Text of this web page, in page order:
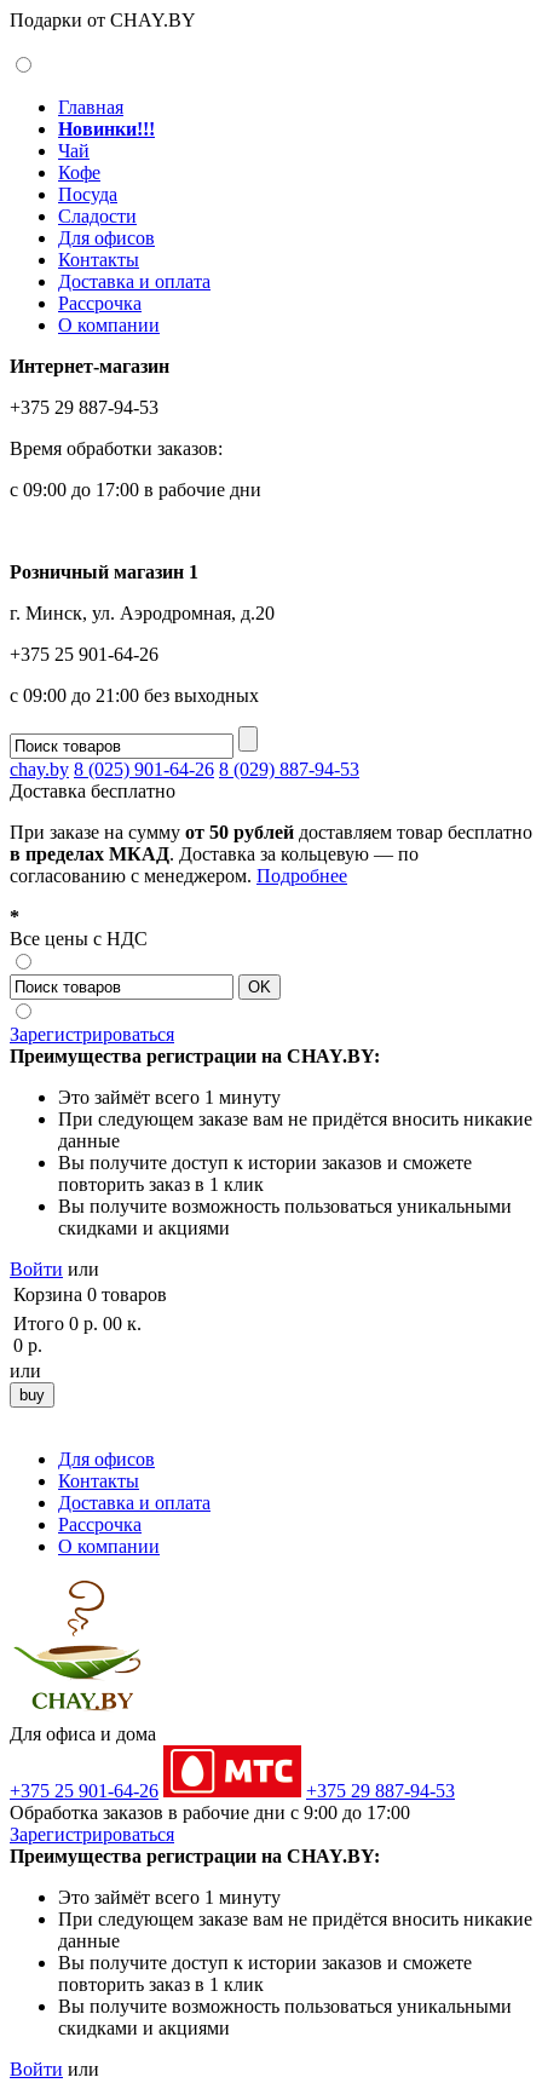
Подарки от CHAY.BY
Главная
Новинки!!!
Чай
Кофе
Посуда
Сладости
Для офисов
Контакты
Доставка и оплата
Рассрочка
О компании
Интернет-магазин
+375 29 887-94-53
Время обработки заказов:
с 09:00 до 17:00 в рабочие дни
Розничный магазин 1
г. Минск, ул. Аэродромная, д.20
+375 25 901-64-26
с 09:00 до 21:00 без выходных
chay.by 8 (025) 901-64-26 8 (029) 887-94-53
Доставка бесплатно
При заказе на сумму от 50 рублей доставляем товар бесплатно
в пределах МКАД. Доставка за кольцевую — по
согласованию с менеджером. Подробнее
*
Все цены с НДС
Зарегистрироваться
Преимущества регистрации на CHAY.BY:
Это займёт всего 1 минуту
При следующем заказе вам не придётся вносить никакие
данные
Вы получите доступ к истории заказов и сможете
повторить заказ в 1 клик
Вы получите возможность пользоваться уникальными
скидками и акциями
Войти или
Корзина 0 товаров
Итого 0 р. 00 к.
0 р.
или
Для офисов
Контакты
Доставка и оплата
Рассрочка
О компании
Для офиса и дома
+375 25 901-64-26
+375 29 887-94-53
Обработка заказов в рабочие дни с 9:00 до 17:00
Зарегистрироваться
Преимущества регистрации на CHAY.BY:
Это займёт всего 1 минуту
При следующем заказе вам не придётся вносить никакие
данные
Вы получите доступ к истории заказов и сможете
повторить заказ в 1 клик
Вы получите возможность пользоваться уникальными
скидками и акциями
Войти или